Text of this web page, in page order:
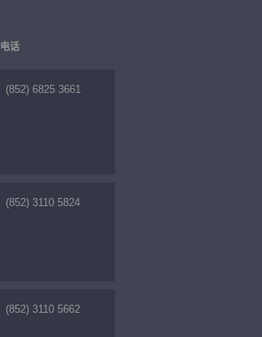
电话
(852) 6825 3661
(852) 3110 5824
(852) 3110 5662